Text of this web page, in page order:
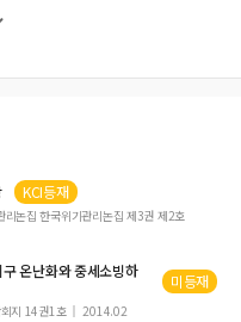
계 구축 및 남강유역에의 적용
수리실험
과 분석
이안제 후면에서의 해저면 변화
질모의
석결과 비교
KCI등재
리논집 한국위기관리논집 제3권 제2호
온난화와 중세소빙하
미등재
지 14권1호 2014.02